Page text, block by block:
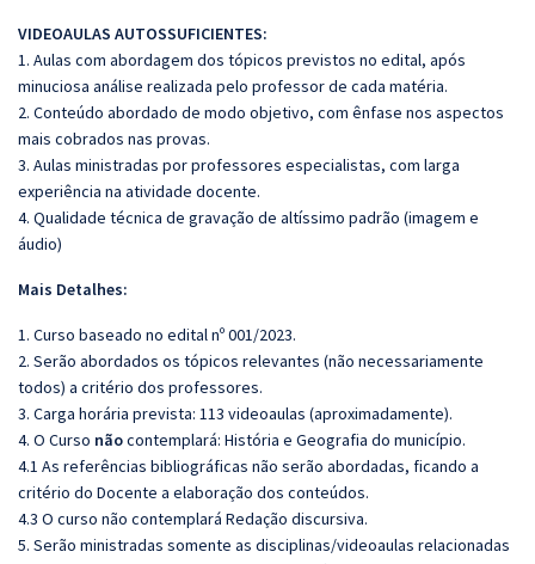
VIDEOAULAS AUTOSSUFICIENTES:
1. Aulas com abordagem dos tópicos previstos no edital, após
minuciosa análise realizada pelo professor de cada matéria.
2. Conteúdo abordado de modo objetivo, com ênfase nos aspectos
mais cobrados nas provas.
3. Aulas ministradas por professores especialistas, com larga
experiência na atividade docente.
4. Qualidade técnica de gravação de altíssimo padrão (imagem e
áudio)
Mais Detalhes:
1. Curso baseado no edital nº 001/2023.
2. Serão abordados os tópicos relevantes (não necessariamente
todos) a critério dos professores.
3. Carga horária prevista: 113 videoaulas (aproximadamente).
4. O Curso nãocontemplará: História e Geografia do município.
4.1 As referências bibliográficas não serão abordadas, ficando a
critério do Docente a elaboração dos conteúdos.
4.3 O curso não contemplará Redação discursiva.
5. Serão ministradas somente as disciplinas/videoaulas relacionadas